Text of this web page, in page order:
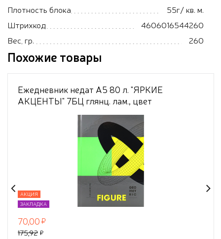
Плотность блока
55г/ кв. м.
Штрихкод
4606016544260
Вес, гр.
260
Похожие товары
Ежедневник недат А5 80 л. "ЯРКИЕ
АКЦЕНТЫ" 7БЦ глянц. лам., цвет
мелов.облож, ТМ"Collezione"
АКЦИЯ
ЗАКЛАДКА
70,00
175,92